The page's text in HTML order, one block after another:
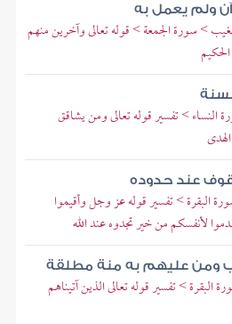
ولم يعمل به
> سورة الجمعة > قوله تعالى وآخرين منهم
النساء > تفسير قوله تعالى ومن يشاقق
عند حدوده
البقرة > تفسير قوله عز وجل وأقيموا
لأنفسكم من خير تجدوه عند الله
ومن عليهم به منة مطلقة
> تفسير قوله تعالى الذين آتيناهم